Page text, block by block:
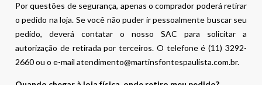
Por questões de segurança, apenas o comprador poderá retirar
o pedido na loja. Se você não puder ir pessoalmente buscar seu
pedido, deverá contatar o nosso SAC para solicitar a
autorização de retirada por terceiros. O telefone é (11) 3292-
2660 ou o e-mail atendimento@martinsfontespaulista.com.br.